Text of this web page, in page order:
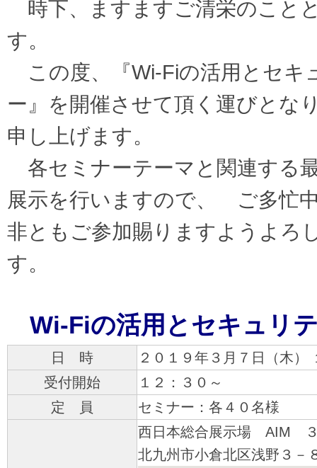
時下、ますますご清栄のこと
す。
この度、『Wi-Fiの活用とセキ
ー』を開催させて頂く運びとな
申し上げます。
各セミナーテーマと関連する
展示を行いますので、 ご多忙
非ともご参加賜りますようよろ
す。
Wi-Fiの活用とセキュリ
日 時
２０１９年３月７日（木）
受付開始
１２：３０～
定 員
セミナー：各４０名様
西日本総合展示場 AIM ３
北九州市小倉北区浅野３－